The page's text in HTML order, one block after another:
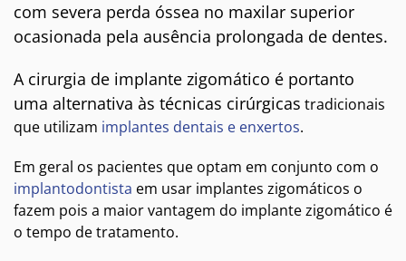
com severa perda óssea no maxilar superior
ocasionada pela ausência prolongada de dentes.
A cirurgia de implante zigomático é portanto
uma alternativa às técnicas cirúrgicas tradicionais
que utilizam implantes dentais e enxertos.
Em geral os pacientes que optam em conjunto com o
implantodontista em usar implantes zigomáticos o
fazem pois a maior vantagem do implante zigomático é
o tempo de tratamento.